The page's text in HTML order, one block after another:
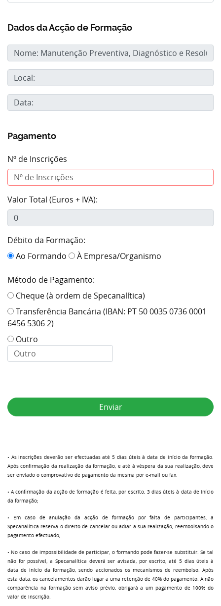
Dados da Acção de Formação
Pagamento
Nº de Inscrições
Valor Total (Euros + IVA):
Débito da Formação:
Ao Formando
À Empresa/Organismo
Método de Pagamento:
Cheque (à ordem de Specanalítica)
Transferência Bancária (IBAN: PT 50 0035 0736 0001
6456 5306 2)
Outro
Enviar
• As inscrições deverão ser efectuadas até 5 dias úteis à data de início da formação.
Após confirmação da realização da formação, e até à véspera da sua realização, deve
ser enviado o comprovativo de pagamento da mesma por e-mail ou fax.
• A confirmação da acção de formação é feita, por escrito, 3 dias úteis à data de início
da formação;
• Em caso de anulação da acção de formação por falta de participantes, a
Specanalítica reserva o direito de cancelar ou adiar a sua realização, reembolsando o
pagamento efectuado;
• No caso de impossibilidade de participar, o formando pode fazer-se substituir. Se tal
não for possível, a Specanalítica deverá ser avisada, por escrito, até 5 dias úteis à
data de início da formação, sendo accionados os mecanismos de reembolso. Após
esta data, os cancelamentos darão lugar a uma retenção de 40% do pagamento. A não
comparência na formação sem aviso prévio, obrigará a um pagamento de 100% do
valor de inscrição.